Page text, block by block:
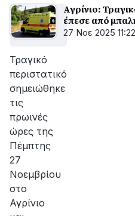
Αγρίνιο:
έπεσε από
27 Νοε 2025 11:22
Τραγικό
περιστατικό
σημειώθηκε
τις
πρωινές
ώρες της
Πέμπτης
27
Νοεμβρίου
στο
Αγρίνιο